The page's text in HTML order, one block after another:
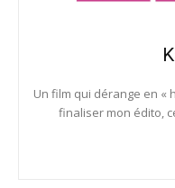
Un film qui dérange en «
finaliser mon édito,